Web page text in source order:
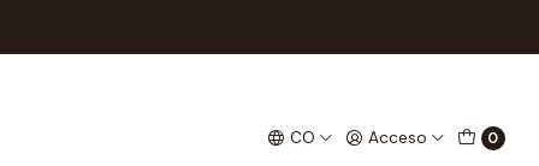
CO Acceso 0
Colorado